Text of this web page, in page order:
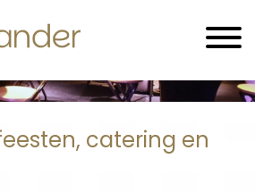
catering en